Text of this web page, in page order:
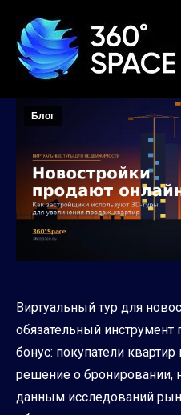
Блог
Виртуальный тур для
обязательный
бонус: покупатели
решение о бронировании,
данным исследований